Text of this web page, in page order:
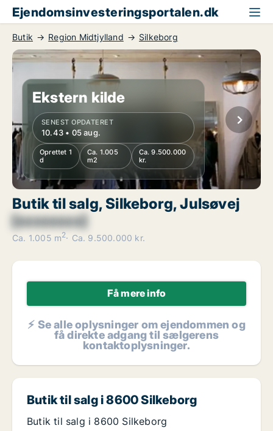
Ejendomsinvesteringsportalen.dk
Butik Region Midtjylland Silkeborg
Ekstern kilde
SENEST OPDATERET
10.43 • 05 aug.
Oprettet 1
d
Ca. 1.005
m2
Ca. 9.500.000
kr.
Butik til salg, Silkeborg, Julsøvej
[xxxxxxxx]
Ca. 1.005 m2 Ca. 9.500.000 kr.
Få mere info
⚡ Se alle oplysninger om ejendommen og
få direkte adgang til sælgerens
kontaktoplysninger.
Butik til salg i 8600 Silkeborg
Butik til salg i 8600 Silkeborg